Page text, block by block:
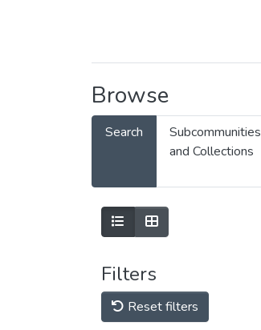
Browse
Search
Subcommunities
and Collections
Filters
Reset filters